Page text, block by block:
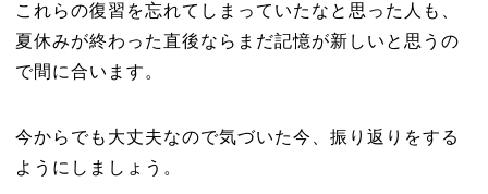
これらの復習を忘れてしまっていたなと思った人も、
夏休みが終わった直後ならまだ記憶が新しいと思うの
で間に合います。
今からでも大丈夫なので気づいた今、振り返りをする
ようにしましょう。